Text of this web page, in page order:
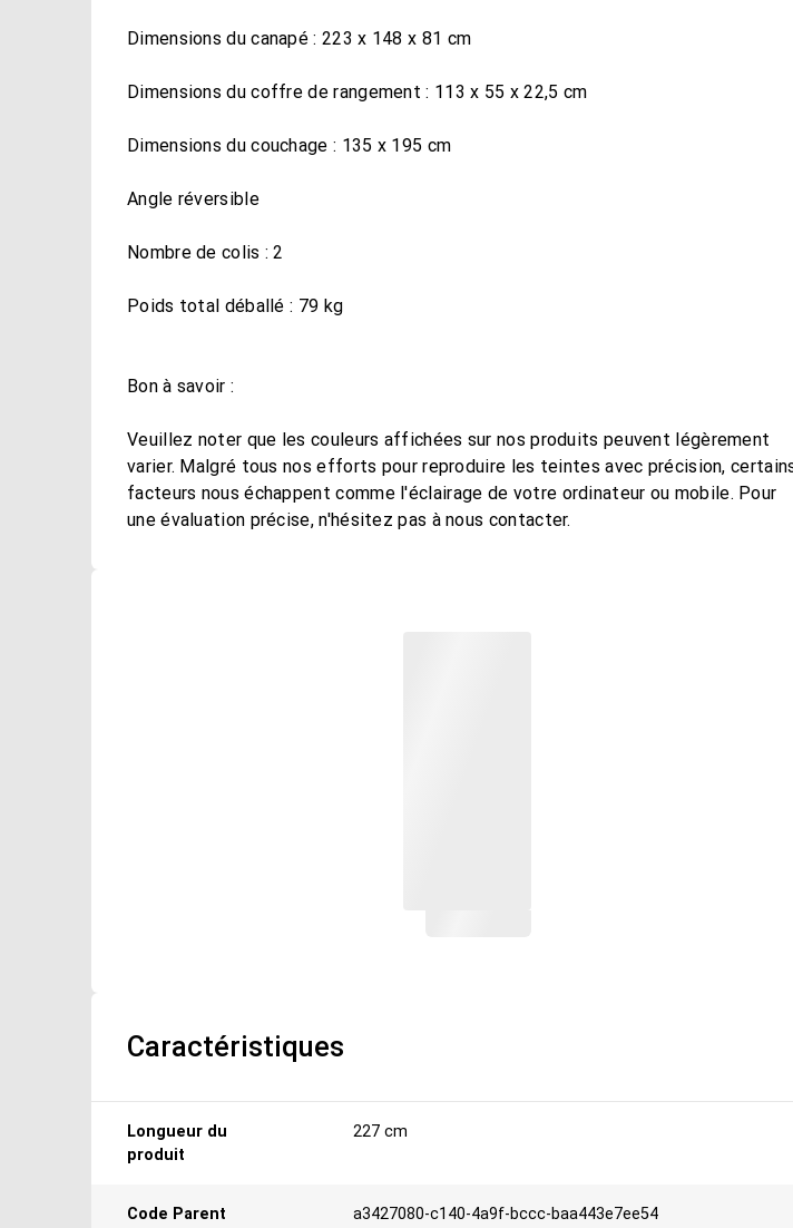
Dimensions du canapé : 223 x 148 x 81 cm
Dimensions du coffre de rangement : 113 x 55 x 22,5 cm
Dimensions du couchage : 135 x 195 cm
Angle réversible
Nombre de colis : 2
Poids total déballé : 79 kg
Bon à savoir :
Veuillez noter que les couleurs affichées sur nos produits peuvent légèrement
varier. Malgré tous nos efforts pour reproduire les teintes avec précision,
facteurs nous échappent comme l'éclairage de votre ordinateur ou mobile. Pour
une évaluation précise, n'hésitez pas à nous contacter.
Caractéristiques
Longueur du
produit
227 cm
Code Parent a3427080-c140-4a9f-bccc-baa443e7ee54